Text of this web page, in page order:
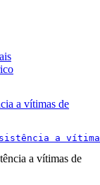
a vítimas de
a
a vítimas de